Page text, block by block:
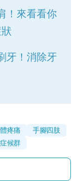
！來看看你
牙！消除牙
疼痛
手腳四肢
候群